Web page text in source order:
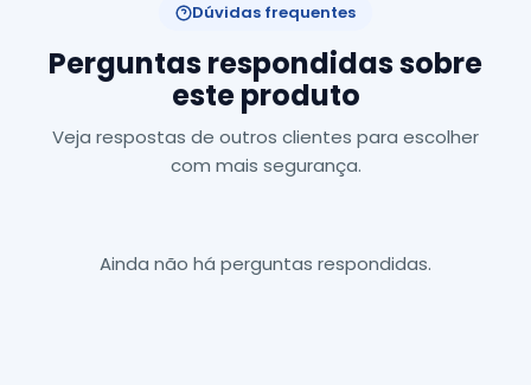
Dúvidas frequentes
Perguntas respondidas sobre
este produto
Veja respostas de outros clientes para escolher
com mais segurança.
Ainda não há perguntas respondidas.